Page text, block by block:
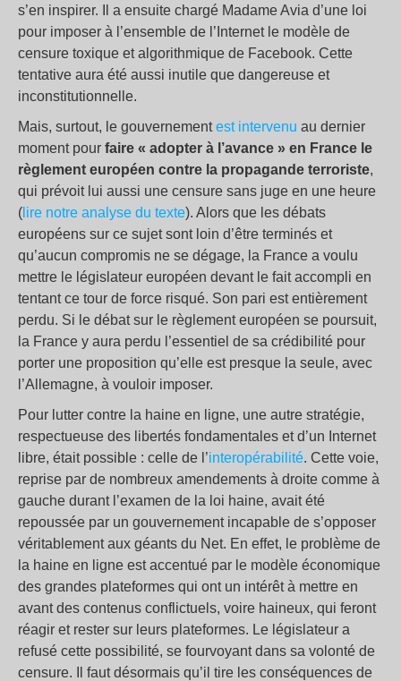
s’en inspirer. Il a ensuite chargé Madame Avia d’une loi
pour imposer à l’ensemble de l’Internet le modèle de
censure toxique et algorithmique de Facebook. Cette
tentative aura été aussi inutile que dangereuse et
inconstitutionnelle.
Mais, surtout, le gouvernementest intervenu au dernier
moment pour faire « adopter à l’avance » en France le
règlement européen contre la propagande terroriste,
qui prévoit lui aussi une censure sans juge en une heure
( lire notre analyse du texte). Alors que les débats
européens sur ce sujet sont loin d’être terminés et
qu’aucun compromis ne se dégage, la France a voulu
mettre le législateur européen devant le fait accompli en
tentant ce tour de force risqué. Son pari est entièrement
perdu. Si le débat sur le règlement européen se poursuit,
la France y aura perdu l’essentiel de sa crédibilité pour
porter une proposition qu’elle est presque la seule, avec
l’Allemagne, à vouloir imposer.
Pour lutter contre la haine en ligne, une autre stratégie,
respectueuse des libertés fondamentales et d’un Internet
libre, était possible : celle de l’interopérabilité. Cette voie,
reprise par de nombreux amendements à droite comme à
gauche durant l’examen de la loi haine, avait été
repoussée par un gouvernement incapable de s’opposer
véritablement aux géants du Net. En effet, le problème de
la haine en ligne est accentué par le modèle économique
des grandes plateformes qui ont un intérêt à mettre en
avant des contenus conflictuels, voire haineux, qui feront
réagir et rester sur leurs plateformes. Le législateur a
refusé cette possibilité, se fourvoyant dans sa volonté de
censure. Il faut désormais qu’il tire les conséquences de